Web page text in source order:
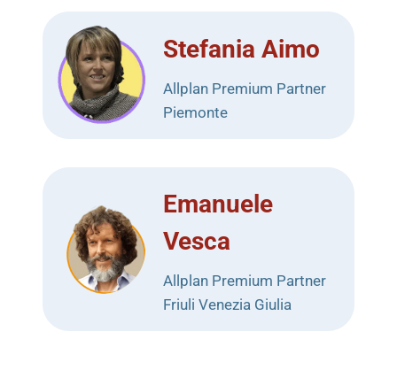
Stefania Aimo
Allplan Premium Partner
Piemonte
Emanuele
Vesca
Allplan Premium Partner
Friuli Venezia Giulia